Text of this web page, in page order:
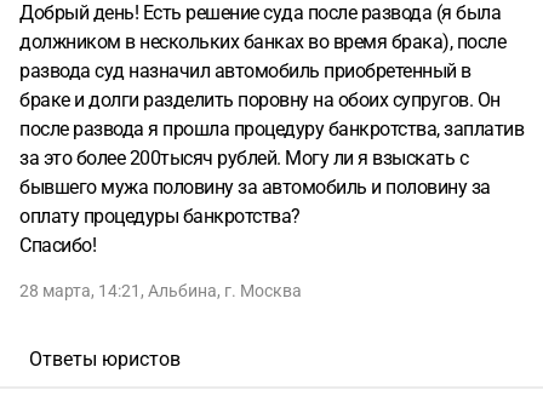
Добрый день! Есть решение суда после развода (я была
должником в нескольких банках во время брака), после
развода суд назначил автомобиль приобретенный в
браке и долги разделить поровну на обоих супругов. Он
после развода я прошла процедуру банкротства, заплатив
за это более 200тысяч рублей. Могу ли я взыскать с
бывшего мужа половину за автомобиль и половину за
оплату процедуры банкротства?
Спасибо!
28 марта, 14:21 , Альбина, г. Москва
Ответы юристов